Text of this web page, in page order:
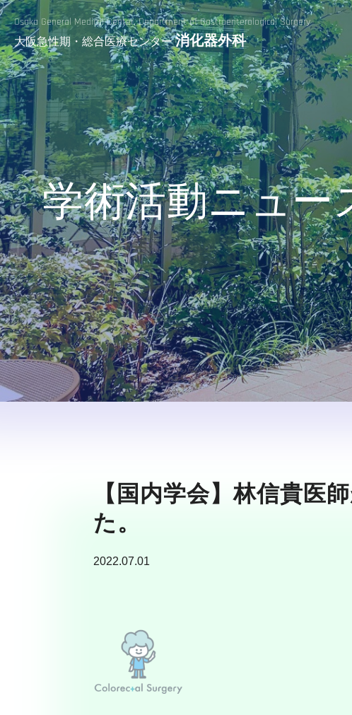
Osaka General Medical Center,Department of Gastroenterological Surgery
大阪急性期・総合医療センター消化器外科
学術活動ニュー
【国内学会】林信貴医
た。
2022.07.01